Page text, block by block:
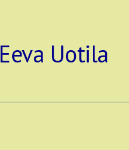
Eeva Uotila